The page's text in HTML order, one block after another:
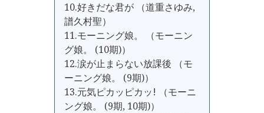
10.好きだな君が （道重さゆみ,
譜久村聖）
11.モーニング娘。 （モーニン
グ娘。 (10期)）
12.涙が止まらない放課後 （モ
ーニング娘。 (9期)）
13.元気ピカッピカッ! （モーニ
ング娘。 (9期, 10期)）